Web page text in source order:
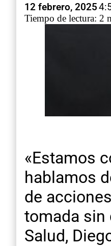
12 febrero, 2025
Tiempo de lectura: 2
«Estamos
hablamos
de
tomada sin
Salud,